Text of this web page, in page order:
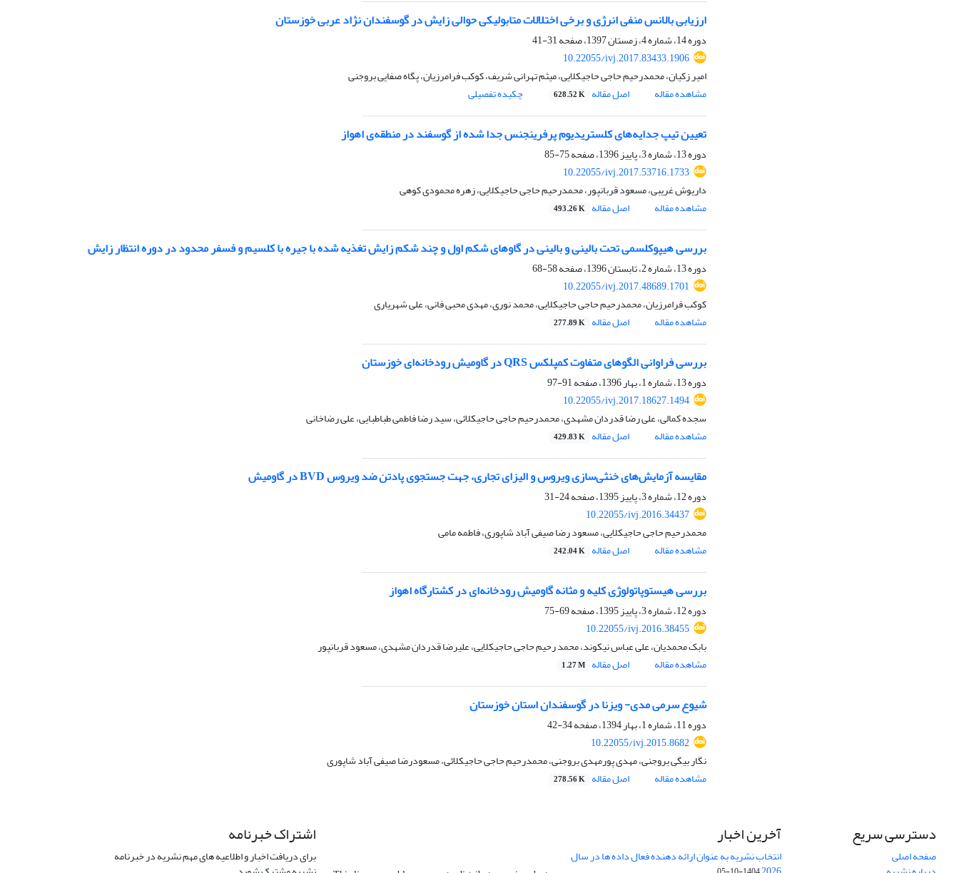
ارزیابی بالانس منفی انرژی و برخی اختلالات متابولیکی حوالی زایش در گوسفندان نژاد عربی خوزستان
دوره 14، شماره 4، زمستان 1397، صفحه
31-41
10.22055/ivj.2017.83433.1906
امیر زکیان، محمدرحیم حاجی حاجیکلایی، میثم تهرانی شریف، کوکب فرامرزیان، پگاه صفایی بروجنی
مشاهده مقاله
اصل مقاله 628.52 K چکیده تفصیلی
تعیین تیپ جدایه‌های کلستریدیوم پرفرینجنس جدا شده از گوسفند در منطقه‌ی اهواز
دوره 13، شماره 3، پاییز 1396، صفحه
75-85
10.22055/ivj.2017.53716.1733
داریوش غریبی، مسعود قربانپور، محمدرحیم حاجی حاجیکلایی، زهره محمودی کوهی
مشاهده مقاله
اصل مقاله 493.26 K
بررسی هیپوکلسمی تحت بالینی و بالینی در گاوهای شکم اول و چند شکم زایش تغذیه شده با جیره با کلسیم و فسفر محدود در دوره انتظار زایش
دوره 13، شماره 2، تابستان 1396، صفحه
58-68
10.22055/ivj.2017.48689.1701
کوکب فرامرزیان، محمدرحیم حاجی حاجیکلایی، محمد نوری، مهدی محبی فانی، علی شهریاری
مشاهده مقاله
اصل مقاله 277.89 K
بررسی فراوانی الگوهای متفاوت کمپلکس QRS در گاومیش‌ رودخانه‌ای خوزستان
دوره 13، شماره 1، بهار 1396، صفحه
91-97
10.22055/ivj.2017.18627.1494
سجده کمالی، علی رضا قدردان مشهدی، محمدرحیم حاجی حاجیکلائی، سید رضا فاطمی طباطبایی، علی رضاخانی
مشاهده مقاله
اصل مقاله 429.83 K
مقایسه آزمایش‌های خنثی‌سازی ویروس و الیزای تجاری، جهت جستجوی پادتن ضد ویروس BVD در گاومیش
دوره 12، شماره 3، پاییز 1395، صفحه
24-31
10.22055/ivj.2016.34437
محمدرحیم حاجی حاجیکلایی، مسعود رضا صیفی آباد شاپوری، فاطمه مامی
مشاهده مقاله
اصل مقاله 242.04 K
بررسی هیستوپاتولوژی کلیه و مثانه گاومیش رودخانه‌ای در کشتارگاه اهواز
دوره 12، شماره 3، پاییز 1395، صفحه
69-75
10.22055/ivj.2016.38455
بابک محمدیان، علی عباس نیکوند، محمد رحیم حاجی حاجیکلایی، علیرضا قدردان مشهدی، مسعود قربانپور
مشاهده مقاله
اصل مقاله 1.27 M
شیوع سرمی مدی- ویزنا در گوسفندان استان خوزستان
دوره 11، شماره 1، بهار 1394، صفحه
34-42
10.22055/ivj.2015.8682
نگار بیگی بروجنی، مهدی پورمهدی بروجنی، محمدرحیم حاجی حاجیکلائی، مسعودرضا صیفی آباد شاپوری
مشاهده مقاله
اصل مقاله 278.56 K
دسترسی سریع
صفحه اصلی
آخرین اخبار
انتخاب نشریه به عنوان ارائه دهنده فعال داده ها در سال
اشتراک خبرنامه
برای دریافت اخبار و اطلاعیه های مهم نشریه در خبرنامه